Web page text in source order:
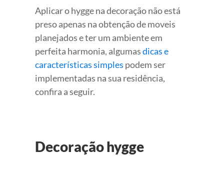
Aplicar o hygge na decoração não está
preso apenas na obtenção de moveis
planejados e ter um ambiente em
perfeita harmonia, algumasdicas e
características simples podem ser
implementadas na sua residência,
confira a seguir.
Decoração hygge